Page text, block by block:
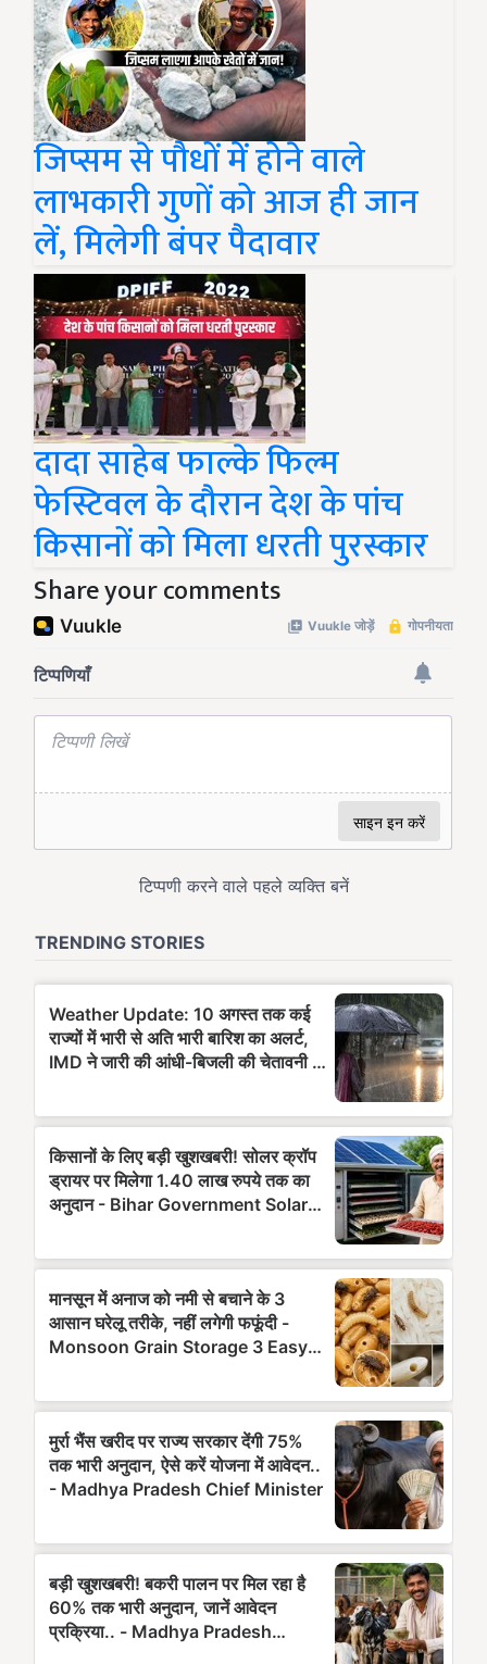
जिप्सम से पौधों में होने वाले
लाभकारी गुणों को आज ही जान
लें, मिलेगी बंपर पैदावार
दादा साहेब फाल्के फिल्म
फेस्टिवल के दौरान देश के पांच
किसानों को मिला धरती पुरस्कार
Share your comments